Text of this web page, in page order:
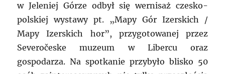
w Jeleniej Górze odbył się wernisaż czesko-
polskiej wystawy pt. „Mapy Gór Izerskich /
Mapy Izerskich hor”, przygotowanej przez
Severočeske muzeum w Libercu oraz
gospodarza. Na spotkanie przybyło blisko 50